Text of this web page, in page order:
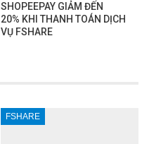
SHOPEEPAY GIẢM ĐẾN
20% KHI THANH TOÁN DỊCH
VỤ FSHARE
FSHARE